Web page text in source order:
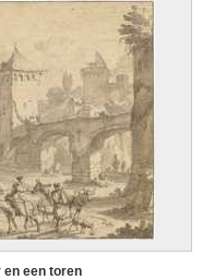
een toren